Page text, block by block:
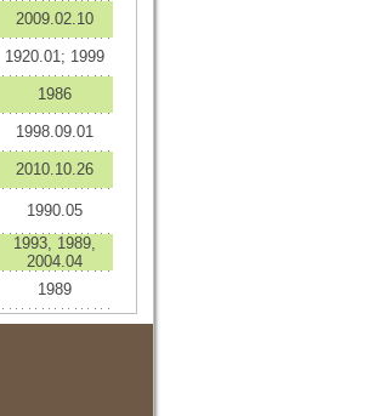
2009.02.10
1920.01; 1999
1986
1998.09.01
2010.10.26
1990.05
1993, 1989,
2004.04
1989